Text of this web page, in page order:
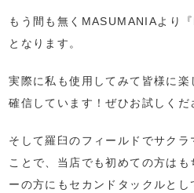
もう間も無くMASUMANIAより
となります。
実際に私も使用してみて皆様に楽
確信しています！ぜひお試しくだ
そして羅臼のフィールドでサク
ことで、当店でも初めての方は
ーの方にもセカンドタックルと